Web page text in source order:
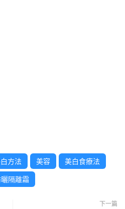
方法 美容 美白食療法
隔離霜
下一篇